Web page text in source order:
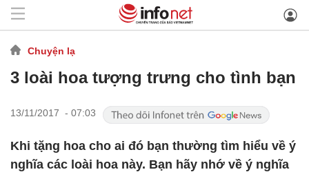
Chuyện lạ
3 loài hoa tượng trưng cho tình bạn
13/11/2017 - 07:03
Khi tặng hoa cho ai đó bạn thường tìm hiểu về ý
nghĩa các loài hoa này. Bạn hãy nhớ về ý nghĩa